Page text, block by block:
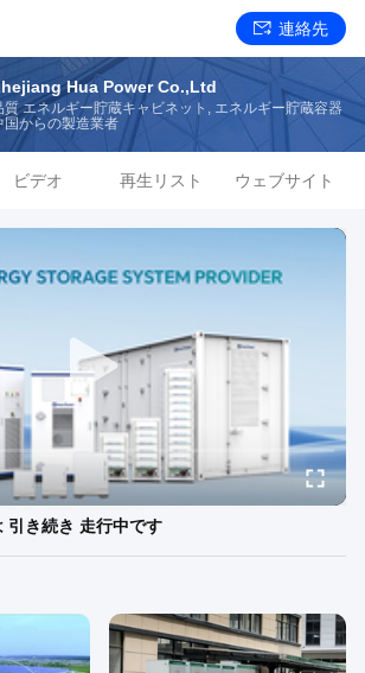
連絡先
Hua Power Co.,Ltd
質 エネルギー貯蔵キャビネット, エネルギー貯蔵容器
国からの製造業者
ビデオ 再生リスト ウェブサイト
き続き 走行中です